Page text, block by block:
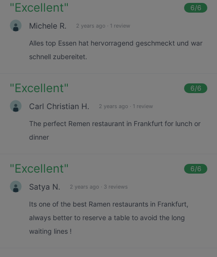
"Excellent" 6/6
Michele R. 2 years ago · 1 review
Alles top Essen hat hervorragend geschmeckt und war
schnell zubereitet.
"Excellent" 6/6
Carl Christian H. 2 years ago · 1 review
The perfect Remen restaurant in Frankfurt for lunch or
dinner
"Excellent" 6/6
Satya N. 2 years ago · 3 reviews
Its one of the best Ramen restaurants in Frankfurt,
always better to reserve a table to avoid the long
waiting lines !